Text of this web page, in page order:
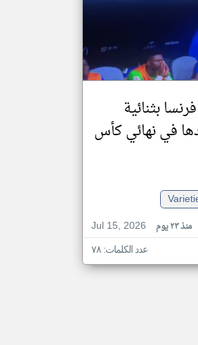
بثنائية
في نهائي كأس
Jul 15, 2026
منذ ٢٣ يوم
عدد الكلمات: ٧٨